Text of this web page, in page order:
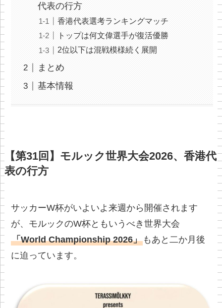
代表の行方
香港代表選考ランキングマッチ
トップは何文偉選手が復活優勝
2位以下は混戦模様続く展開
まとめ
基本情報
【第31回】モルック世界大会2026、香港代
表の行方
サッカーW杯がいよいよ来週から開催されます
が、モルックのW杯ともいうべき世界大会
「World Championship 2026」 もあと二か月後
に迫っています。